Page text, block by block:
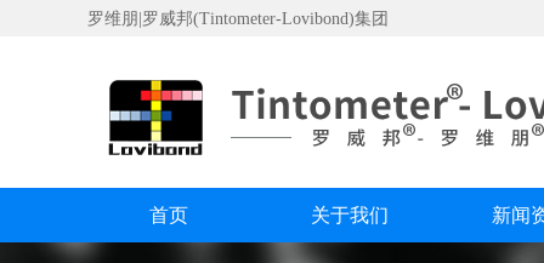
罗维朋|罗威邦(Tintometer-Lovibond)集团
首页 关于我们 新闻